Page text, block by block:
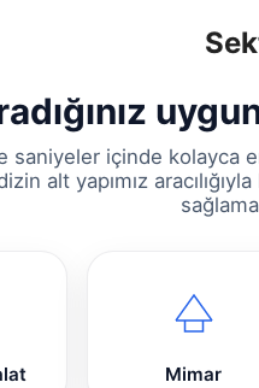
saniyeler içinde kolayca
alt yapımız
Mimar